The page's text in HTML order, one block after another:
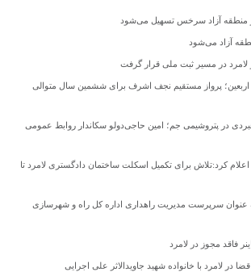
منطقه آزاد سرخس تسهیل می‌شود
آزاد می‌شود
اربعین؛ پرواز مستقیم نجف اشرف برای ششمین سال متوالی
در پتروشیمی جم؛ امین حاجی‌دولو سکاندار روابط عمومی
کرد:تلاش برای تکمیل اسکلت ساختمان دادگستری لامرد تا
عنوان سرپرست مدیریت راهداری اداره کل راه و شهرسازی
در لامرد با خانواده شهید جاویدالاثر علی اجرایی